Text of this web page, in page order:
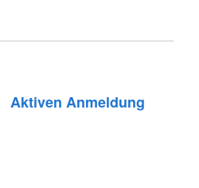
Aktiven Anmeldung